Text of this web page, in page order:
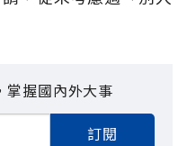
掌握國內外大事
訂閱